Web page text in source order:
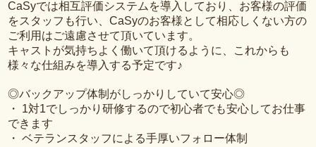
CaSyでは相互評価システムを導入しており、お客様の評価
をスタッフも行い、CaSyのお客様として相応しくない方の
ご利用はご遠慮させて頂いています。
キャストが気持ちよく働いて頂けるように、これからも
様々な仕組みを導入する予定です♪
◎バックアップ体制がしっかりしていて安心◎
・ 1対1でしっかり研修するので初心者でも安心してお仕事
できます
・ ベテランスタッフによる手厚いフォロー体制